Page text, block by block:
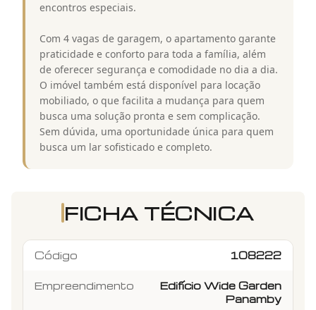
encontros especiais.
Com 4 vagas de garagem, o apartamento garante
praticidade e conforto para toda a família, além
de oferecer segurança e comodidade no dia a dia.
O imóvel também está disponível para locação
mobiliado, o que facilita a mudança para quem
busca uma solução pronta e sem complicação.
Sem dúvida, uma oportunidade única para quem
busca um lar sofisticado e completo.
FICHA TÉCNICA
Código 108222
Empreendimento
Edifício Wide Garden
Panamby